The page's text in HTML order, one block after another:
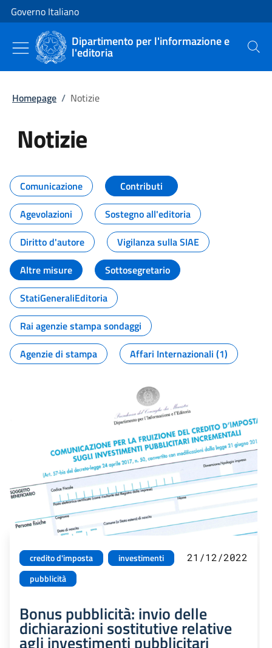
Vai al contenuto
Vai alla navigazione del sito
Governo Italiano
Dipartimento per l'informazione e
l'editoria Cerca
Homepage / Notizie
Notizie
Tutti i contenuti della pagina
Comunicazione
Contributi
Agevolazioni
Sostegno all'editoria
Diritto d'autore
Vigilanza sulla SIAE
Altre misure
Sottosegretario
StatiGeneraliEditoria
Rai agenzie stampa sondaggi
Agenzie di stampa
Affari Internazionali (1)
credito d'imposta
investimenti
pubblicità
21/12/2022
Bonus pubblicità: invio delle
dichiarazioni sostitutive relative
agli investimenti pubblicitari